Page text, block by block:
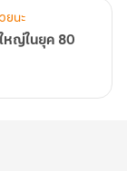
ยนะ
หญ่ในยุค 80